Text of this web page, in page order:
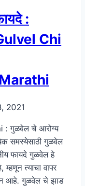
:
Chi
2021
गुळवेल चे आरोग्य
समस्येसाठी गुळवेल
फायदे गुळवेल हे
त्याचा वापर
आहे. गुळवेल चे झाड